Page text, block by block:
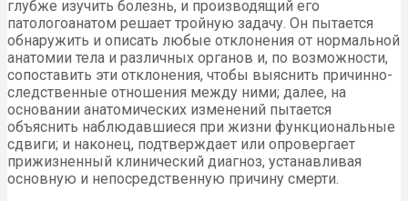
глубже изучить болезнь, и производящий его
патологоанатом решает тройную задачу. Он пытается
обнаружить и описать любые отклонения от нормальной
анатомии тела и различных органов и, по возможности,
сопоставить эти отклонения, чтобы выяснить причинно-
следственные отношения между ними; далее, на
основании анатомических изменений пытается
объяснить наблюдавшиеся при жизни функциональные
сдвиги; и наконец, подтверждает или опровергает
прижизненный клинический диагноз, устанавливая
основную и непосредственную причину смерти.